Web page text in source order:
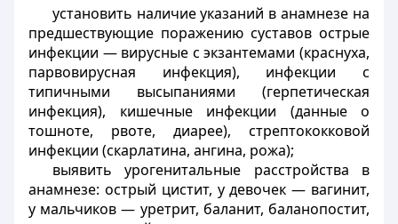
установить наличие указаний в анамнезе на
предшествующие поражению суставов острые
инфекции — вирусные с экзантемами (краснуха,
парвовирусная инфекция), инфекции с
типичными высыпаниями (герпетическая
инфекция), кишечные инфекции (данные о
тошноте, рвоте, диарее), стрептококковой
инфекции (скарлатина, ангина, рожа);
выявить урогенитальные расстройства в
анамнезе: острый цистит, у девочек — вагинит,
у мальчиков — уретрит, баланит, баланопостит,